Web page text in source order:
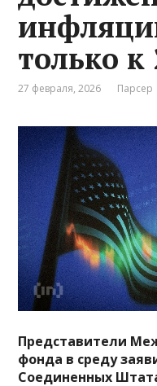
только к
27 февраля, 2026 Парсер
Представители
фонда в среду
Соединенных